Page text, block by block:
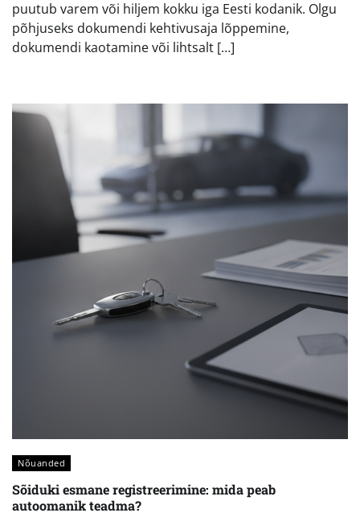
puutub varem või hiljem kokku iga Eesti kodanik. Olgu
põhjuseks dokumendi kehtivusaja lõppemine,
dokumendi kaotamine või lihtsalt […]
Nõuanded
Sõiduki esmane registreerimine: mida peab
autoomanik teadma?